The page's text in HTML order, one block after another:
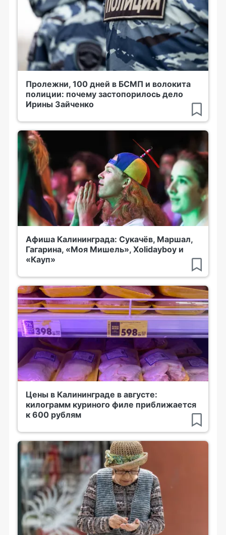
Пролежни, 100 дней в БСМП и волокита
полиции: почему застопорилось дело
Ирины Зайченко
Афиша Калининграда: Сукачёв, Маршал,
Гагарина, «Моя Мишель», Xolidayboy и
«Кауп»
Цены в Калининграде в августе:
килограмм куриного филе приближается
к 600 рублям